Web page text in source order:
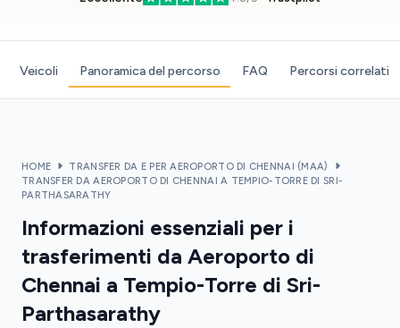
Veicoli Panoramica del percorso FAQ Percorsi correlati
HOME
TRANSFER DA E PER AEROPORTO DI CHENNAI (MAA)
TRANSFER DA AEROPORTO DI CHENNAI A TEMPIO-TORRE DI SRI-
PARTHASARATHY
Informazioni essenziali per i
trasferimenti da Aeroporto di
Chennai a Tempio-Torre di Sri-
Parthasarathy